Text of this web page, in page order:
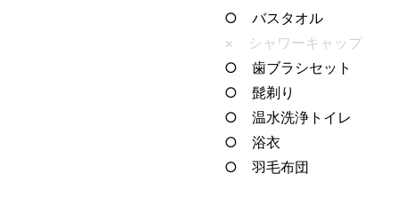
○ バスタオル
× シャワーキャップ
○ 歯ブラシセット
○ 髭剃り
○ 温水洗浄トイレ
○ 浴衣
○ 羽毛布団